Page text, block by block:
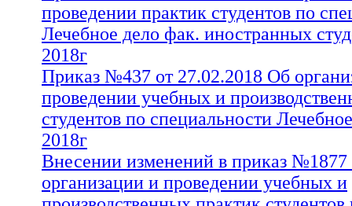
проведении практик студентов по
Лечебное дело фак. иностранных
2018г
Приказ №437 от 27.02.2018 Об
проведении учебных и
студентов по специальности
2018г
Внесении изменений в приказ
организации и проведении учебных и